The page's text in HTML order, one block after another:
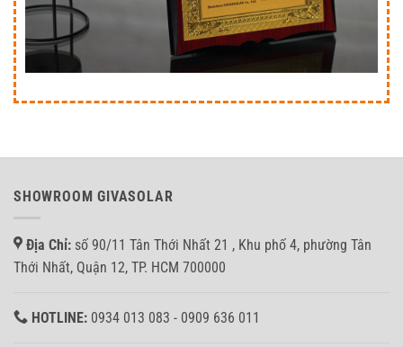
SHOWROOM GIVASOLAR
Địa Chỉ: số 90/11 Tân Thới Nhất 21 , Khu phố 4, phường Tân
Thới Nhất, Quận 12, TP. HCM 700000
HOTLINE: 0934 013 083 - 0909 636 011